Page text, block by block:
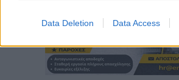
Data Deletion Data Access